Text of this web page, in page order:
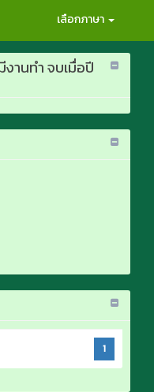
เลือกภาษา
งานทำ จบเมื่อปี
1